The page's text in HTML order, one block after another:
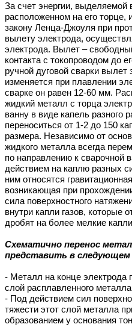
За счет энергии, выделяемой
расположенном на его
закону Ленца-Джоуля при
вылету электрода,
электрода. Вылет –
контакта с токопроводом до
ручной дуговой сварки
изменяется при плавлении
сварке он равен 12-60 мм.
жидкий металл с торца
ванну в виде капель разного
переноситься от 1-2 до 150
размера. Независимо от
жидкого металла всегда
по направлению к сварочной
действием на каплю разных
ним относятся
возникающая при
сила поверхностного
внутри капли газов, которые
дробят на более мелкие
Схематично перенос
представить в следующем
- Металл на конце электрода
слой расплавленного металла
- Под действием сил
тяжести этот слой металла
образованием у основания